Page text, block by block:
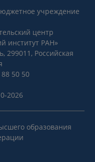
учреждение
центр
институт РАН»
299011, Российская
50 50
2026
образования